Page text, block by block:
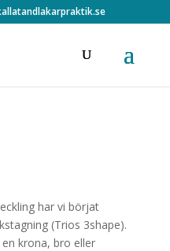
har vi börjat
(Trios 3shape).
krona, bro eller